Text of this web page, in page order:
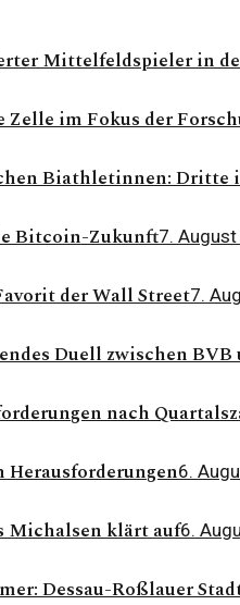
Mittelfeldspieler in
im Fokus der
Biathletinnen: Dritte
Bitcoin-Zukunft7.
der Wall Street7.
Duell zwischen BVB
nach
Herausforderungen6.
Michalsen klärt auf6.
Dessau-Roßlauer